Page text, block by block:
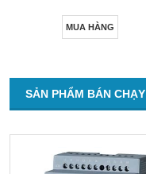
MUA HÀNG
SẢN PHẨM BÁN CHẠY